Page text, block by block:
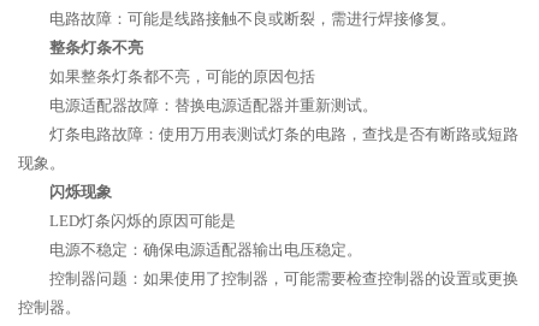
电路故障：可能是线路接触不良或断裂，需进行焊接修复。
整条灯条不亮
如果整条灯条都不亮，可能的原因包括
电源适配器故障：替换电源适配器并重新测试。
灯条电路故障：使用万用表测试灯条的电路，查找是否有断路或短路
现象。
闪烁现象
LED灯条闪烁的原因可能是
电源不稳定：确保电源适配器输出电压稳定。
控制器问题：如果使用了控制器，可能需要检查控制器的设置或更换
控制器。